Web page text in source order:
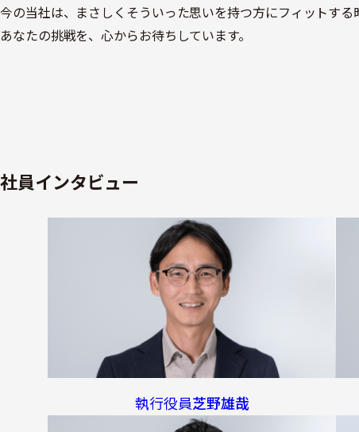
今の当社は、まさしくそういった思いを持つ方にフィットす
あなたの挑戦を、心からお待ちしています。
社員インタビュー
執行役員芝野雄哉